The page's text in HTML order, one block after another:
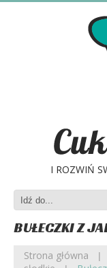
I ROZWIŃ
BUŁECZKI Z
Strona główna